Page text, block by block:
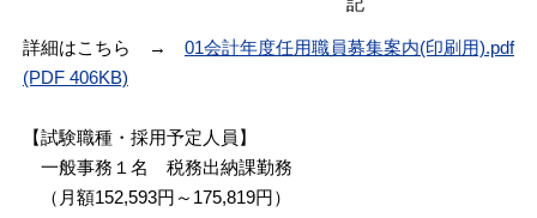
詳細はこちら → 01会計年度任用職員募集案内(印刷用).pdf
(PDF 406KB)
【試験職種・採用予定人員】
一般事務１名 税務出納課勤務
（月額152,593円～175,819円）